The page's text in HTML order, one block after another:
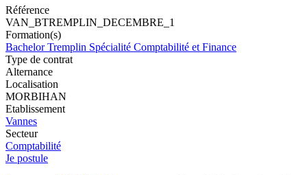
Référence
VAN_BTREMPLIN_DECEMBRE_1
Formation(s)
Bachelor Tremplin Spécialité Comptabilité et Finance
Type de contrat
Alternance
Localisation
MORBIHAN
Etablissement
Vannes
Secteur
Comptabilité
Je postule